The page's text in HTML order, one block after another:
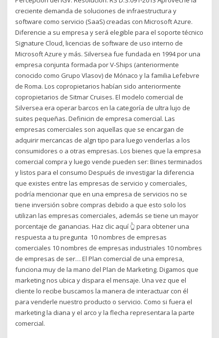
creciente demanda de soluciones de infraestructura y
software como servicio (SaaS) creadas con Microsoft Azure.
Diferencie a su empresa y será elegible para el soporte técnico
Signature Cloud, licencias de software de uso interno de
Microsoft Azure y más. Silversea fue fundada en 1994 por una
empresa conjunta formada por V-Ships (anteriormente
conocido como Grupo Vlasov) de Mónaco y la familia Lefebvre
de Roma. Los copropietarios habían sido anteriormente
copropietarios de Sitmar Cruises. El modelo comercial de
Silversea era operar barcos en la categoría de ultra lujo de
suites pequeñas. Definicin de empresa comercial. Las
empresas comerciales son aquellas que se encargan de
adquirir mercancas de algn tipo para luego venderlas a los
consumidores o a otras empresas. Los bienes que la empresa
comercial compra y luego vende pueden ser: Bines terminados
y listos para el consumo Después de investigar la diferencia
que existes entre las empresas de servicio y comerciales,
podría mencionar que en una empresa de servicios no se
tiene inversión sobre compras debido a que esto solo los
utilizan las empresas comerciales, además se tiene un mayor
porcentaje de ganancias. Haz clic aquí 👆 para obtener una
respuesta a tu pregunta ️ 10 nombres de empresas
comerciales 10 nombres de empresas industriales 10 nombres
de empresas de ser… El Plan comercial de una empresa,
funciona muy de la mano del Plan de Marketing. Digamos que
marketing nos ubica y dispara el mensaje. Una vez que el
cliente lo recibe buscamos la manera de interactuar con él
para venderle nuestro producto o servicio. Como si fuera el
marketing la diana y el arco y la flecha representara la parte
comercial.